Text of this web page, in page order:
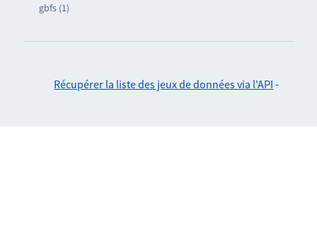
gbfs (1)
Récupérer la liste des jeux de données via l'API -